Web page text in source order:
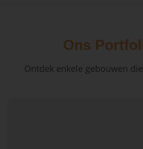
Ons
Ontdek enkele gebouwen